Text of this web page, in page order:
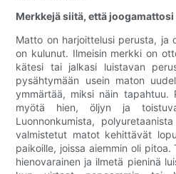
Merkkejä siitä, että
Matto on harjoittelusi perusta, ja
on kulunut. Ilmeisin merkki on
kätesi tai jalkasi luistavan
pysähtymään usein maton
ymmärtää, miksi näin tapahtuu.
myötä hien, öljyn ja
Luonnonkumista,
valmistetut matot kehittävät
paikoille, joissa aiemmin oli
hienovarainen ja ilmetä pieninä